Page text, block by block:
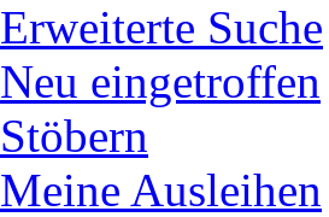
Erweiterte Suche
Neu eingetroffen
Stöbern
Meine Ausleihen